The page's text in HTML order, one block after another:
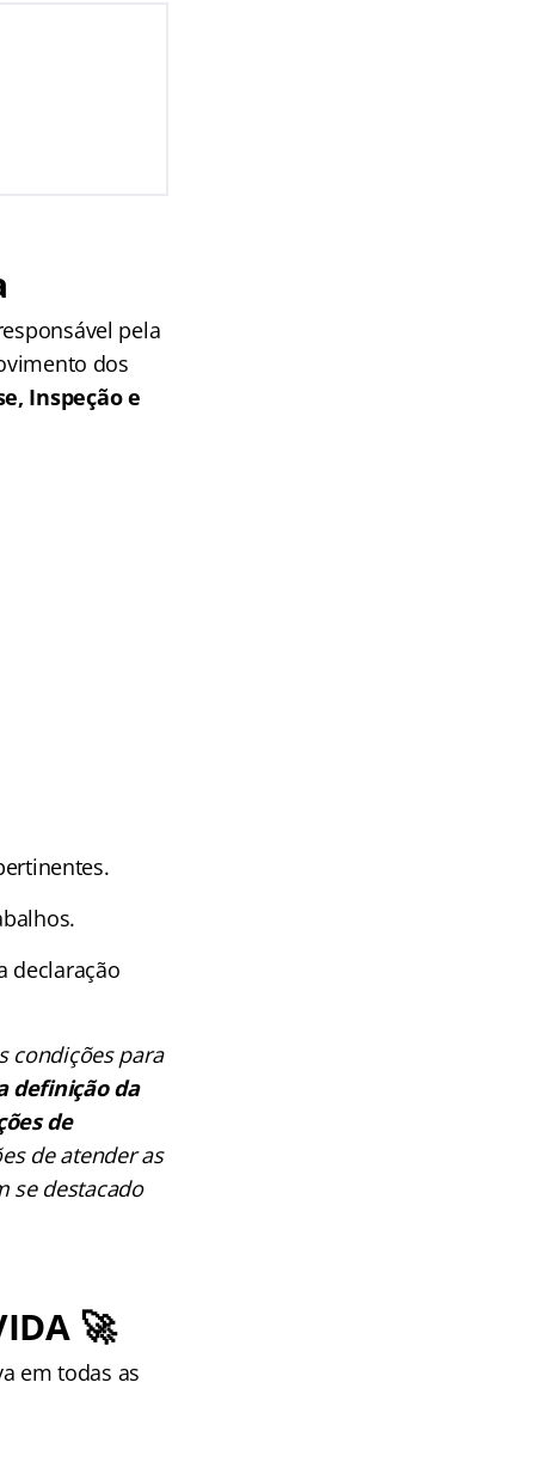
pela
dos
Inspeção e
declaração
condições para
definição da
de
de atender as
se destacado
🚀
em todas as